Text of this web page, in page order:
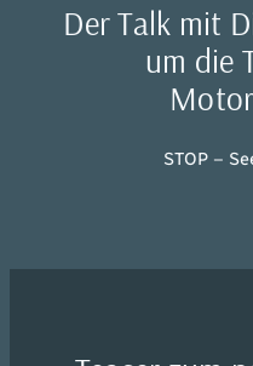
Der Talk mit
um die
STOP –